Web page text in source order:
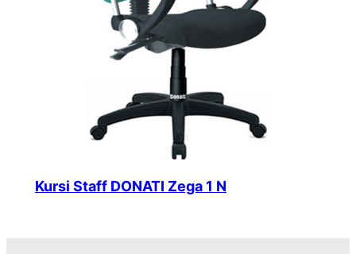
Kursi Staff DONATI Zega 1 N